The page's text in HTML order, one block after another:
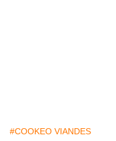
#COOKEO VIANDES